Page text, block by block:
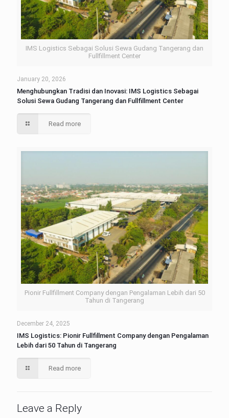
IMS Logistics Sebagai Solusi Sewa Gudang Tangerang dan
Fullfillment Center
January 20, 2026
Menghubungkan Tradisi dan Inovasi: IMS Logistics Sebagai
Solusi Sewa Gudang Tangerang dan Fullfillment Center
Read more
Pionir Fullfillment Company dengan Pengalaman Lebih dari 50
Tahun di Tangerang
December 24, 2025
IMS Logistics: Pionir Fullfillment Company dengan Pengalaman
Lebih dari 50 Tahun di Tangerang
Read more
Leave a Reply